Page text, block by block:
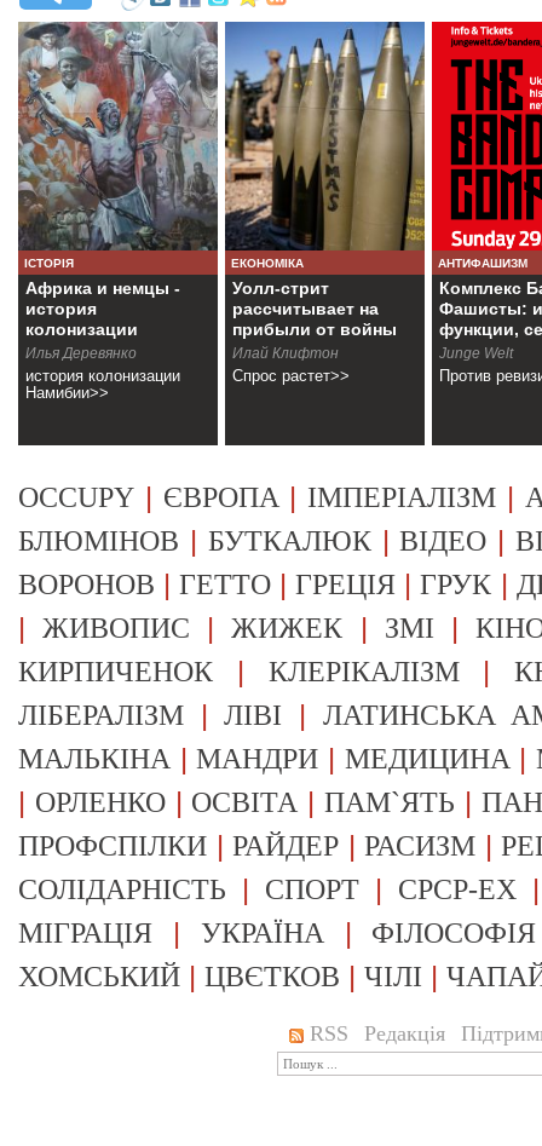
ІСТОРІЯ
Африка и немцы -
история
колонизации
Намибии
Илья Деревянко
история колонизации
Намибии>>
ЕКОНОМІКА
Уолл-стрит
рассчитывает на
прибыли от войны
Илай Клифтон
Спрос растет>>
АНТИФАШИЗМ
Комплекс
Фашисты:
функции,
Junge Welt
Против
OCCUPY | ЄВРОПА | ІМПЕРІАЛІЗМ |
БЛЮМІНОВ | БУТКАЛЮК|ВІДЕО |
ВОРОНОВ |ГЕТТО |ГРЕЦІЯ |ГРУК |
|ЖИВОПИС |ЖИЖЕК | ЗМІ |
КИРПИЧЕНОК | КЛЕРІКАЛІЗМ|
ЛІБЕРАЛІЗМ |ЛІВІ | ЛАТИНСЬКА
МАЛЬКІНА |МАНДРИ | МЕДИЦИНА |
| ОРЛЕНКО| ОСВІТА |ПАМ`ЯТЬ |
ПРОФСПІЛКИ |РАЙДЕР |РАСИЗМ |
СОЛІДАРНІСТЬ | СПОРТ | СРСР-EX
МІГРАЦІЯ | УКРАЇНА | ФІЛОСОФІЯ
ХОМСЬКИЙ | ЦВЄТКОВ | ЧІЛІ |
RSS Редакція